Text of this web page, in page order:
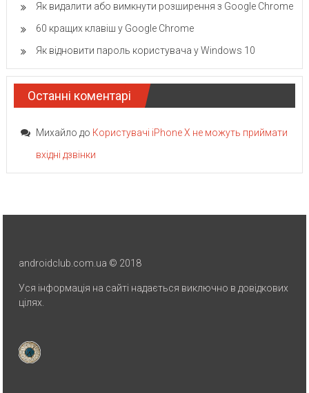
Як видалити або вимкнути розширення з Google Chrome
60 кращих клавіш у Google Chrome
Як відновити пароль користувача у Windows 10
Останні коментарі
Михайло до Користувачі iPhone X не можуть приймати
вхідні дзвінки
androidclub.com.ua © 2018
Уся інформація на сайті надається виключно в довідкових
цілях.